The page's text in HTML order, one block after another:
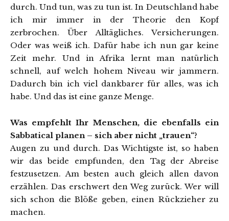
durch. Und tun, was zu tun ist. In Deutschland habe
ich mir immer in der Theorie den Kopf
zerbrochen. Über Alltägliches. Versicherungen.
Oder was weiß ich. Dafür habe ich nun gar keine
Zeit mehr. Und in Afrika lernt man natürlich
schnell, auf welch hohem Niveau wir jammern.
Dadurch bin ich viel dankbarer für alles, was ich
habe. Und das ist eine ganze Menge.
Was empfehlt Ihr Menschen, die ebenfalls ein
Sabbatical planen – sich aber nicht „trauen“?
Augen zu und durch. Das Wichtigste ist, so haben
wir das beide empfunden, den Tag der Abreise
festzusetzen. Am besten auch gleich allen davon
erzählen. Das erschwert den Weg zurück. Wer will
sich schon die Blöße geben, einen Rückzieher zu
machen.